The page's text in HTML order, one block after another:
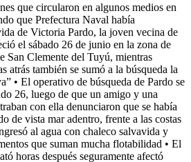
que circularon en algunos medios en
que Prefectura Naval había
de Victoria Pardo, la joven vecina de
el sábado 26 de junio en la zona de
San Clemente del Tuyú, mientras
atrás también se sumó a la búsqueda la
• El operativo de búsqueda de Pardo se
26, luego de que un amigo y una
con ella denunciaron que se había
de vista mar adentro, frente a las costas
al agua con chaleco salvavida y
que suman mucha flotabilidad • El
horas después seguramente afectó